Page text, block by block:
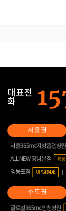
대표전
화
서울365mc지방흡입병원
ALL NEW 강남본점 확장
영등포점
UPGRADE
글로벌365mc인천병원